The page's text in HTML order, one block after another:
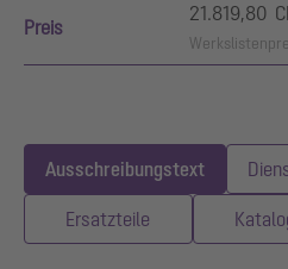
Preis
21.819,80
Ausschreibungstext
Ersatzteile